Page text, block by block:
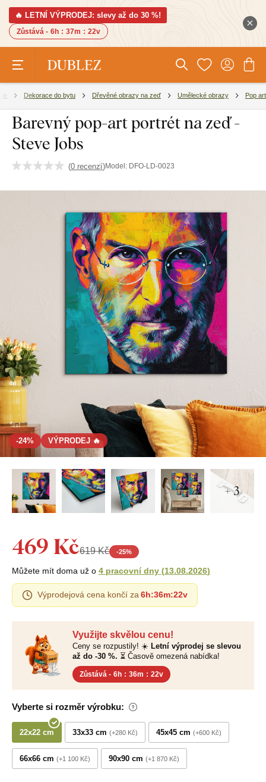
🔥 LETNÍ VÝPRODEJ: slevy až do 30 %!
Zůstává - 6h : 37m : 22v
Dekorace do bytu Dřevěné obrazy na zeď Umělecké obrazy Pop art
Barevný pop-art portrét na zeď -
Steve Jobs
(0 recenzí)Model: DFO-LD-0023
-24% VÝPRODEJ 🔥
+ 3
Využijte skvělou cenu!
Ceny se rozpustily! ☀️ Letní výprodej se slevou
až do -30 %. ⏳ Časově omezená nabídka!
Zůstává - 6h : 36m : 21v
Vyberte si rozměr výrobku:
22x22 cm 33x33 cm +280 Kč 45x45 cm +600 Kč
66x66 cm +1 100 Kč 90x90 cm +1 870 Kč
469 Kč619 Kč -25%
Můžete mít doma už o 4 pracovní dny (13.08.2026)
Výprodejová cena končí za 6h:36m:21v